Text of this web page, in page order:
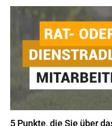
5 Punkte, die Sie über